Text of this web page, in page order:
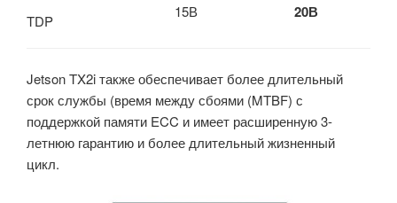
TDP
15В 20В
Jetson TX2i также обеспечивает более длительный
срок службы (время между сбоями (MTBF) с
поддержкой памяти ECC и имеет расширенную 3-
летнюю гарантию и более длительный жизненный
цикл.